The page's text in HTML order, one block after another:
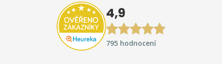
4,9
795 hodnocení